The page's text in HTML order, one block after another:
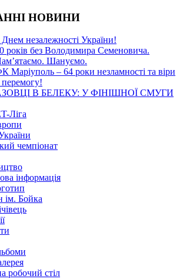
НОВИНИ
Днем незалежності України!
років без Володимира Семеновича.
Шануємо.
Маріуполь – 64 роки незламності та віри
перемогу!
В БЕЛЕКУ: У ФІНІШНОЇ СМУГИ
Ліга
чемпіонат
інформація
ім. Бойка
робочий стіл